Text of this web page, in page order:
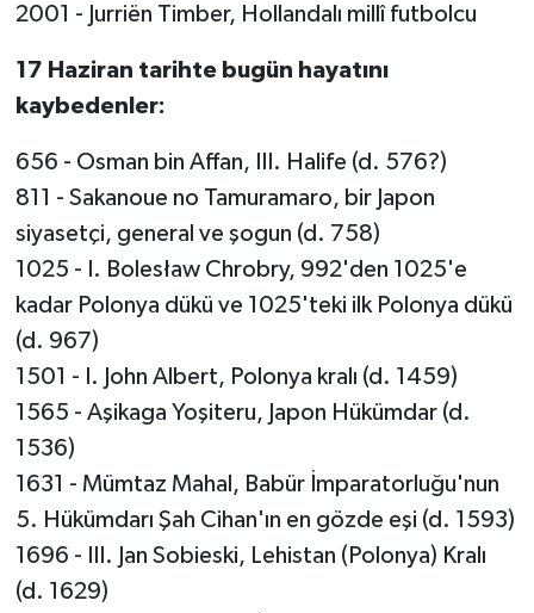
2001 - Jurriën Timber, Hollandalı millî futbolcu
17 Haziran tarihte bugün hayatını
kaybedenler:
656 - Osman bin Affan, III. Halife (d. 576?)
811 - Sakanoue no Tamuramaro, bir Japon
siyasetçi, general ve şogun (d. 758)
1025 - I. Bolesław Chrobry, 992'den 1025'e
kadar Polonya dükü ve 1025'teki ilk Polonya dükü
(d. 967)
1501 - I. John Albert, Polonya kralı (d. 1459)
1565 - Aşikaga Yoşiteru, Japon Hükümdar (d.
1536)
1631 - Mümtaz Mahal, Babür İmparatorluğu'nun
5. Hükümdarı Şah Cihan'ın en gözde eşi (d. 1593)
1696 - III. Jan Sobieski, Lehistan (Polonya) Kralı
(d. 1629)